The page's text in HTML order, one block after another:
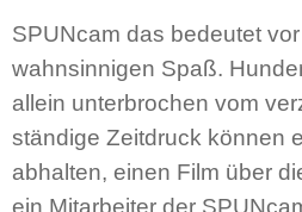
SPUNcam das bedeutet
wahnsinnigen Spaß.
allein unterbrochen vom
ständige Zeitdruck können
abhalten, einen Film über
ein Mitarbeiter der